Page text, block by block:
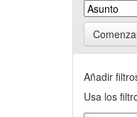
Añadir
Usa los